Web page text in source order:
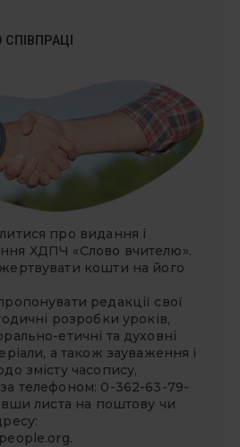
про видання і
ХДПЧ «Слово вчителю».
кошти на його
редакції свої
розробки уроків,
етичні та духовні
а також зауваження і
змісту часопису,
телефоном: 0-362-63-79-
листа на поштову чи
.